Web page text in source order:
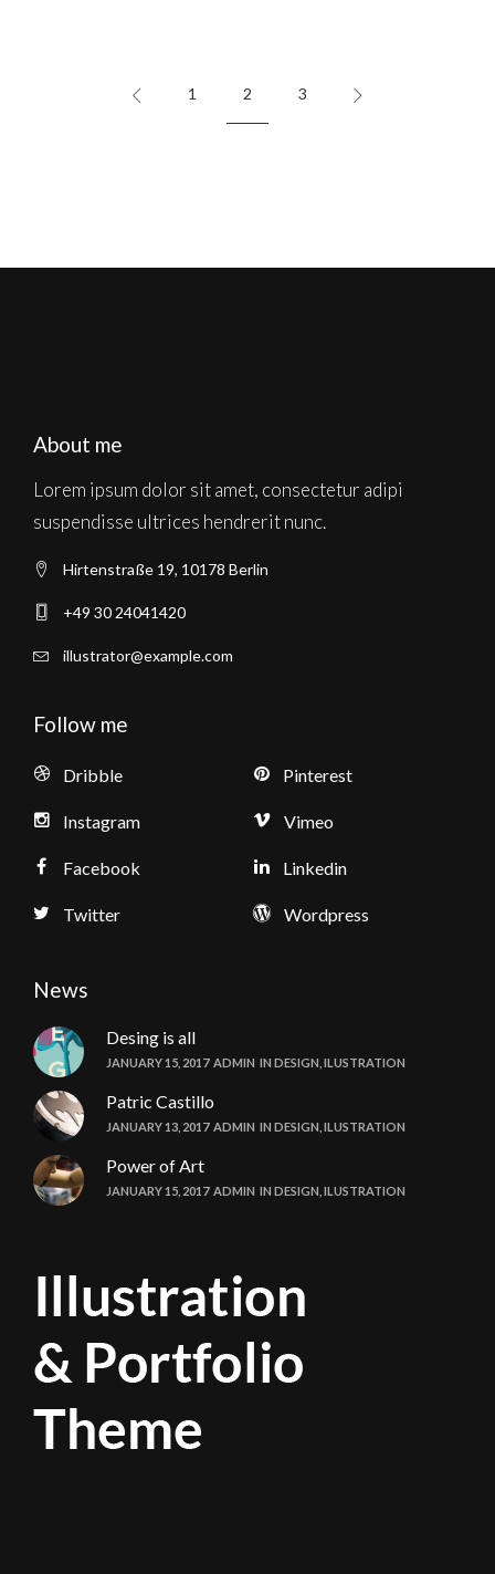
1 2 3
About me
Lorem ipsum dolor sit amet, consectetur adipi
suspendisse ultrices hendrerit nunc.
Hirtenstraße 19, 10178 Berlin
+49 30 24041420
illustrator@example.com
Follow me
Dribble
Instagram
Facebook
Twitter
Pinterest
Vimeo
Linkedin
Wordpress
News
Desing is all
JANUARY 15, 2017 ADMIN IN DESIGN ILUSTRATION
Patric Castillo
JANUARY 13, 2017 ADMIN IN DESIGN ILUSTRATION
Power of Art
JANUARY 15, 2017 ADMIN IN DESIGN ILUSTRATION